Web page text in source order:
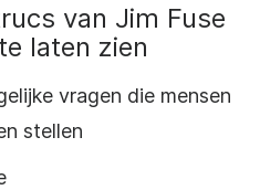
van Jim Fuse
laten zien
vragen die mensen
stellen